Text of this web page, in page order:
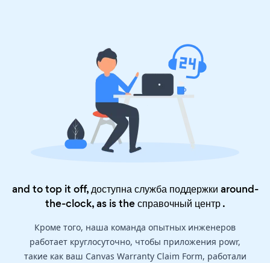
and to top it off, доступна служба поддержки around-
the-clock, as is theсправочный центр.
Кроме того, наша команда опытных инженеров
работает круглосуточно, чтобы приложения powr,
такие как ваш Canvas Warranty Claim Form, работали